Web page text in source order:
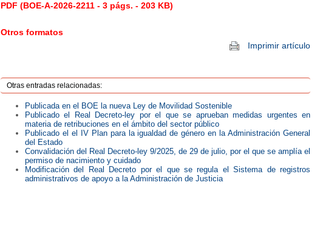
PDF (BOE-A-2026-2211 - 3 págs. - 203 KB)
Otros formatos
Imprimir artículo
Otras entradas relacionadas:
Publicada en el BOE la nueva Ley de Movilidad Sostenible
Publicado el Real Decreto-ley por el que se aprueban medidas urgentes en
materia de retribuciones en el ámbito del sector público
Publicado el el IV Plan para la igualdad de género en la Administración General
del Estado
Convalidación del Real Decreto-ley 9/2025, de 29 de julio, por el que se amplía el
permiso de nacimiento y cuidado
Modificación del Real Decreto por el que se regula el Sistema de registros
administrativos de apoyo a la Administración de Justicia